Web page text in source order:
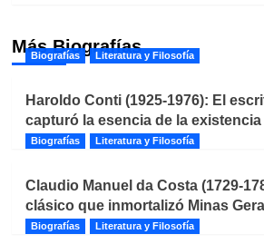
Más Biografías
Biografías Literatura y Filosofía
Haroldo Conti (1925-1976): El
capturó la esencia de la
Biografías Literatura y Filosofía
Claudio Manuel da Costa (1729-
clásico que inmortalizó Minas
Biografías Literatura y Filosofía